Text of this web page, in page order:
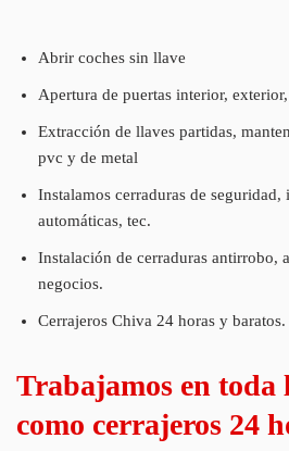
Abrir coches sin llave
Apertura de puertas interior,
Extracción de llaves partidas,
pvc y de metal
Instalamos cerraduras de seguridad,
automáticas, tec.
Instalación de cerraduras antirrobo,
negocios.
Cerrajeros Chiva 24 horas y baratos.
Trabajamos en toda
como cerrajeros 24